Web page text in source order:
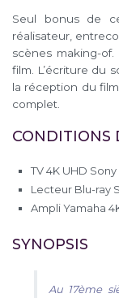
Seul bonus de
réalisateur,
scènes making-
film. L’écriture du
la réception du
complet.
CONDITIONS
TV 4K UHD
Lecteur Blu-ray
Ampli Yamaha
SYNOPSIS
Au 17ème